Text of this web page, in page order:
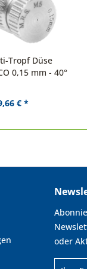
Tropf Düse
0,15 mm - 40°
€ *
oder